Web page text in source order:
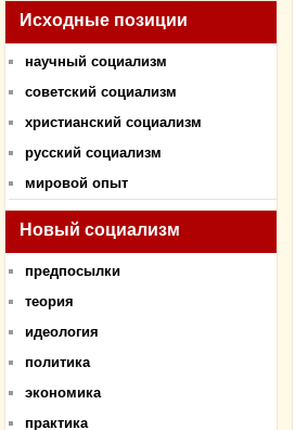
Исходные позиции
научный социализм
советский социализм
христианский социализм
русский социализм
мировой опыт
Новый социализм
предпосылки
теория
идеология
политика
экономика
практика